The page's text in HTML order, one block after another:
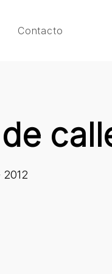
Contacto
2012